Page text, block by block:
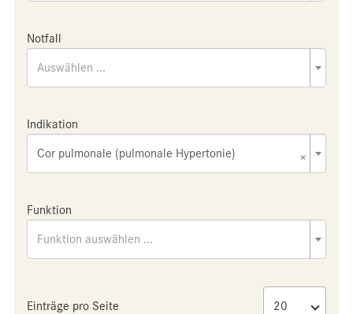
Notfall
Auswählen ...
Indikation
×
Cor pulmonale (pulmonale Hypertonie)
Funktion
Funktion auswählen ...
Einträge pro Seite